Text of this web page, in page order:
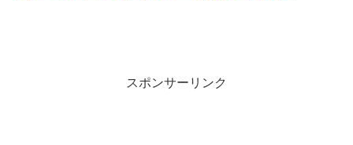
スポンサーリンク